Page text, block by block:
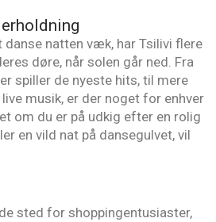
danse natten væk, har Tsilivi flere
døre, når solen går ned. Fra
spiller de nyeste hits, til mere
musik, er der noget for enhver
om du er på udkig efter en rolig
en vild nat på dansegulvet, vil
sted for shoppingentusiaster,